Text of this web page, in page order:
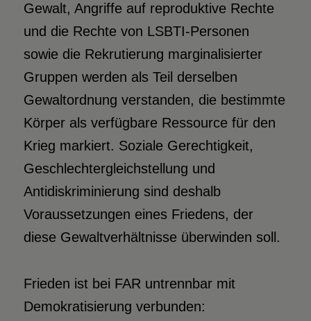
Gewalt, Angriffe auf reproduktive Rechte
und die Rechte von LSBTI-Personen
sowie die Rekrutierung marginalisierter
Gruppen werden als Teil derselben
Gewaltordnung verstanden, die bestimmte
Körper als verfügbare Ressource für den
Krieg markiert. Soziale Gerechtigkeit,
Geschlechtergleichstellung und
Antidiskriminierung sind deshalb
Voraussetzungen eines Friedens, der
diese Gewaltverhältnisse überwinden soll.
Frieden ist bei FAR untrennbar mit
Demokratisierung verbunden: